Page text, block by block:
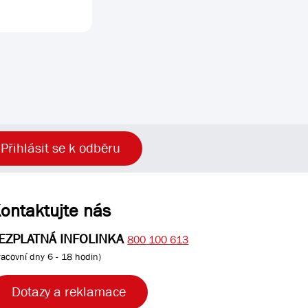
Přihlásit se k odběru
nás
INFOLINKA 800 100 613
dny 6 - 18 hodin)
Dotazy a reklamace